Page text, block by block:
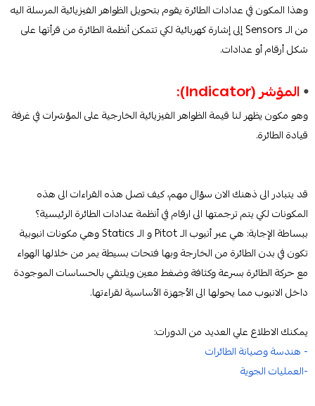
وهذا المكون في عدادات الطائرة يقوم بتحويل الظواهر الفيزيائية المرسلة اليه
من الـ Sensors إلى إشارة كهربائية لكي تتمكن أنظمة الطائرة من قرأتها على
شكل أرقام أو عدادات.
⦁المؤشر (Indicator):
وهو مكون يظهر لنا قيمة الظواهر الفيزيائية الخارجية على المؤشرات في غرفة
قيادة الطائرة.
قد يتبادر الى ذهنك الان سؤال مهم، كيف تصل هذه القراءات الى هذه
المكونات لكي يتم ترجمتها الى ارقام في أنظمة عدادات الطائرة الرئيسية؟
ببساطة الإجابة: هي عبر أنبوب الـ Pitot و الـ Statics وهي مكونات انبوبية
تكون في بدن الطائرة من الخارجة وبها فتحات بسيطة يمر من خلالها الهواء
مع حركة الطائرة بسرعة وكثافة وضغط معين ويلتقي بالحساسات الموجودة
داخل الانبوب مما يحولها الى الأجهزة الأساسية لقراءتها.
يمكنك الاطلاع علي العديد من الدورات:
- هندسة وصيانة الطائرات
-العمليات الجوية